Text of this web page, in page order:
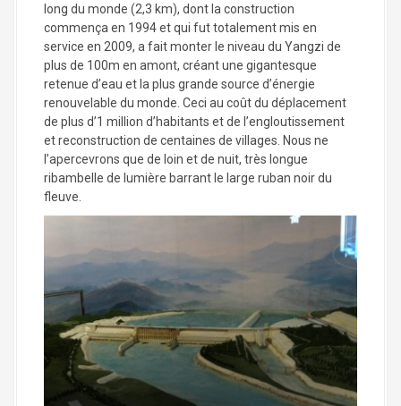
long du monde (2,3 km), dont la construction
commença en 1994 et qui fut totalement mis en
service en 2009, a fait monter le niveau du Yangzi de
plus de 100m en amont, créant une gigantesque
retenue d’eau et la plus grande source d’énergie
renouvelable du monde. Ceci au coût du déplacement
de plus d’1 million d’habitants et de l’engloutissement
et reconstruction de centaines de villages. Nous ne
l’apercevrons que de loin et de nuit, très longue
ribambelle de lumière barrant le large ruban noir du
fleuve.